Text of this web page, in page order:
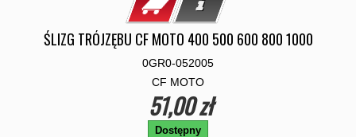
ŚLIZG TRÓJZĘBU CF MOTO 400 500 600 800 1000
0GR0-052005
CF MOTO
51,00 zł
Dostępny